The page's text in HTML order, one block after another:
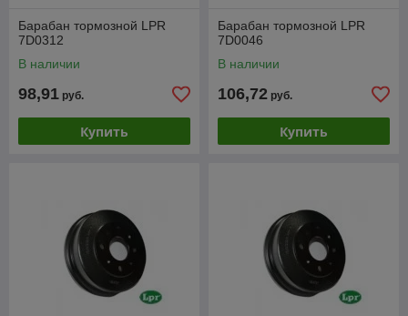
Барабан тормозной LPR
7D0312
В наличии
98,91 руб.
Купить
Барабан тормозной LPR
7D0046
В наличии
106,72 руб.
Купить